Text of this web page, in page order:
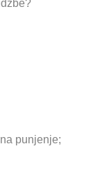
punjenje;